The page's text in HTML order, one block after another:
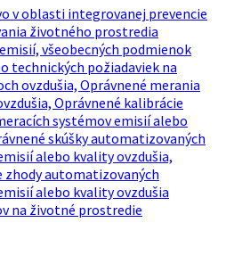
v oblasti integrovanej prevencie
životného prostredia
všeobecných podmienok
technických požiadaviek na
ovzdušia, Oprávnené merania
Oprávnené kalibrácie
systémov emisií alebo
skúšky automatizovaných
alebo kvality ovzdušia,
zhody automatizovaných
alebo kvality ovzdušia
na životné prostredie